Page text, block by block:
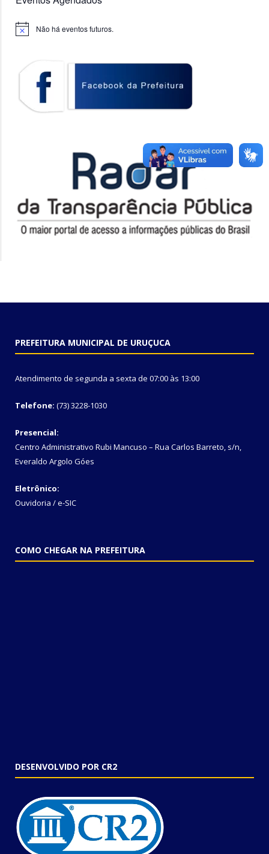
Notice Não há eventos futuros.
PREFEITURA MUNICIPAL DE URUÇUCA
Atendimento de segunda a sexta de 07:00 às 13:00
Telefone: (73) 3228-1030
Presencial:
Centro Administrativo Rubi Mancuso – Rua Carlos Barreto, s/n,
Everaldo Argolo Góes
Eletrônico:
Ouvidoria /e-SIC
COMO CHEGAR NA PREFEITURA
DESENVOLVIDO POR CR2